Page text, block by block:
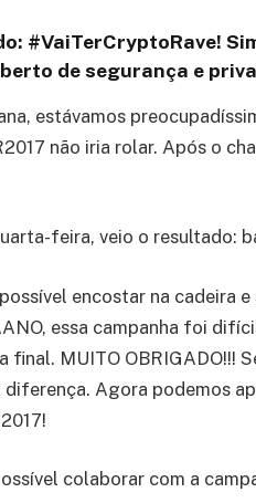
#VaiTerCryptoRave!
de segurança e
estávamos
não iria rolar. Após o
feira, veio o resultado:
encostar na cadeira
essa campanha foi
final. MUITO OBRIGADO!!!
Agora podemos
colaborar com a